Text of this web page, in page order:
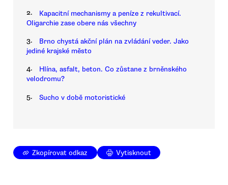
2.
Kapacitní mechanismy a peníze z rekultivací.
Oligarchie zase obere nás všechny
3.
Brno chystá akční plán na zvládání veder. Jako
jediné krajské město
4.
Hlína, asfalt, beton. Co zůstane z brněnského
velodromu?
5. Sucho v době motoristické
Zkopírovat odkaz Vytisknout